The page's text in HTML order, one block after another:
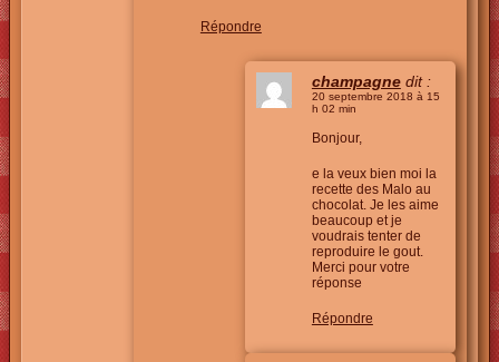
Répondre
champagne dit :
20 septembre 2018 à 15
h 02 min
Bonjour,
e la veux bien moi la
recette des Malo au
chocolat. Je les aime
beaucoup et je
voudrais tenter de
reproduire le gout.
Merci pour votre
réponse
Répondre